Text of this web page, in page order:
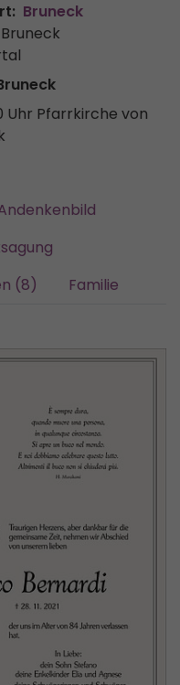
Bruneck
Bruneck
Uhr Pfarrkirche von
(8) Familie